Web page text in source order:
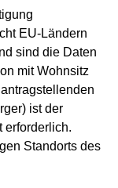
EU-Ländern
sind die Daten
mit Wohnsitz
ist der
erforderlich.
Standorts des